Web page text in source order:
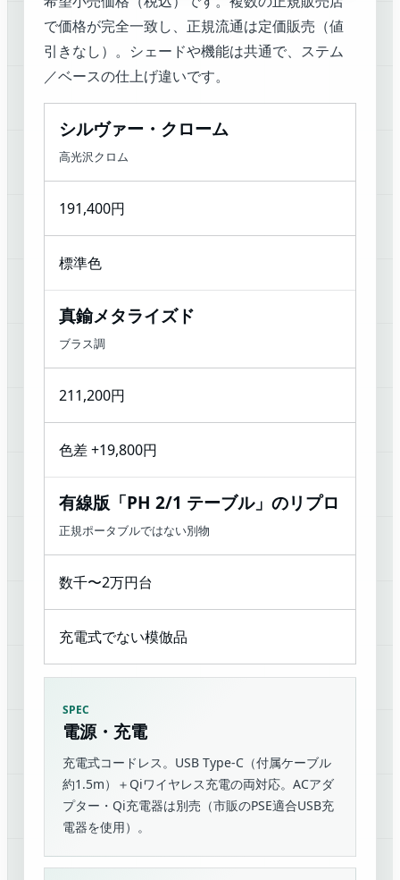
で価格が完全一致し、正規流通は定価販売（値
引きなし）。シェードや機能は共通で、ステム
／ベースの仕上げ違いです。
シルヴァー・クローム
高光沢クロム
191,400円
標準色
真鍮メタライズド
ブラス調
211,200円
色差 +19,800円
有線版「PH 2/1 テーブル」のリプロ
正規ポータブルではない別物
数千〜2万円台
充電式でない模倣品
SPEC
電源・充電
充電式コードレス。USB Type-C（付属ケーブル
約1.5m）＋Qiワイヤレス充電の両対応。ACアダ
プター・Qi充電器は別売（市販のPSE適合USB充
電器を使用）。